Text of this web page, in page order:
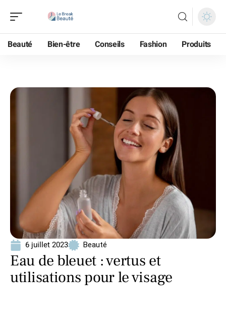
Beauté Bien-être Conseils Fashion Produits
6 juillet 2023 Beauté
Eau de bleuet : vertus et
utilisations pour le visage